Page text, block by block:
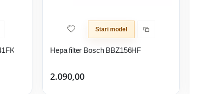
Stari model
Hepa filter Bosch BBZ156HF
2.090,00